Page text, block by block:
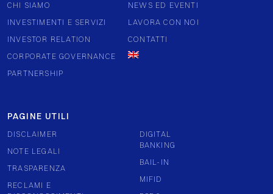
CHI SIAMO
INVESTIMENTI E SERVIZI
INVESTOR RELATION
CORPORATE GOVERNANCE
PARTNERSHIP
NEWS ED EVENTI
LAVORA CON NOI
CONTATTI
PAGINE UTILI
DISCLAIMER
NOTE LEGALI
TRASPARENZA
RECLAMI E
DIGITAL
BANKING
BAIL-IN
MIFID